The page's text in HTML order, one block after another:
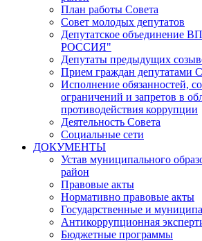
План работы Совета
Совет молодых депутатов
Депутатское
РОССИЯ"
Депутаты предыдущих
Прием граждан депутатами
Исполнение обязанностей,
ограничений и запретов в
противодействия коррупции
Деятельность Совета
Социальные сети
ДОКУМЕНТЫ
Устав муниципального
район
Правовые акты
Нормативно правовые акты
Государственные и
Антикоррупционная
Бюджетные программы